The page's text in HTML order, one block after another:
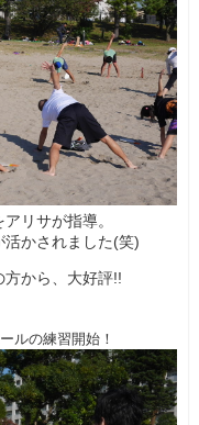
リサが指導。
かされました(笑)
から、大好評!!
ルの練習開始！